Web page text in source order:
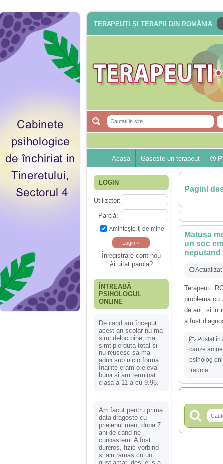
TERAPEUȚI ȘI TERAPII DIN ROMÂNIA
Acasa Gaseste un terapeut
LOGIN
Utilizator:
Parolă:
Aminteşte-ţi de mine
Înregistrare cont nou
Ai uitat parola?
ÎNTREABĂ
PSIHOLOGUL
ONLINE
De cand am început
acest an scolar nu ma
simt deloc bine, ma
simt pierduta total si
nu reusesc sa ma
adun sub nicio forma.
Înainte eram o eleva
buna si am terminat
clasa a 11-a cu 9.96.
Am facut pentru prima
data dragoste cu
prietenul meu, dupa 7
ani de cand ne
cunoastem. A fost
dureros, fizic vorbind
si am ramas cu un
gust amar, desi el s-a
Pagini
Matusa
un soc
neputand
Actualizat
Terapeuti
problema cu
de ani, si in
a fost
Postat în
cauze
psiholog
trauma